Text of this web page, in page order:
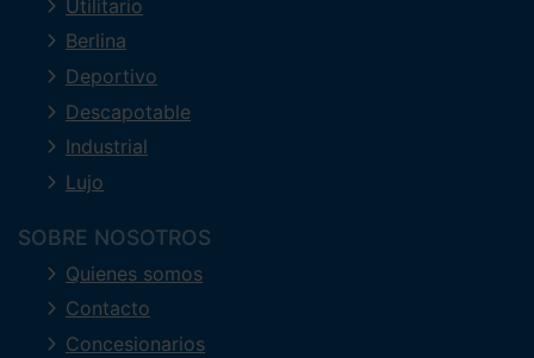
Utilitario
Berlina
Deportivo
Descapotable
Industrial
Lujo
SOBRE NOSOTROS
Quienes somos
Contacto
Concesionarios